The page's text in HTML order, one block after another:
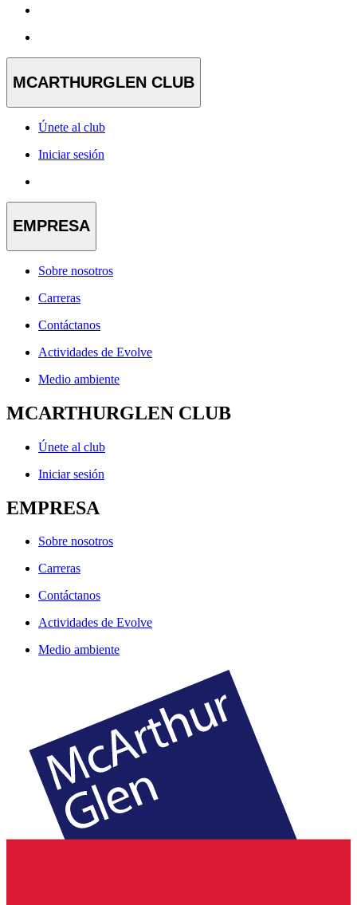
MCARTHURGLEN CLUB
Únete al club
Iniciar sesión
EMPRESA
Sobre nosotros
Carreras
Contáctanos
Actividades de Evolve
Medio ambiente
MCARTHURGLEN CLUB
Únete al club
Iniciar sesión
EMPRESA
Sobre nosotros
Carreras
Contáctanos
Actividades de Evolve
Medio ambiente